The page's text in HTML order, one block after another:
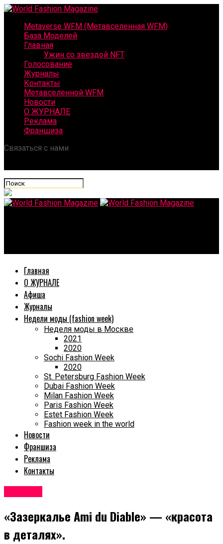
Metaverse WFM (Метавселенная WFM)
База Моделей
Главная
Ужин со звездой NFT
Голосование
Журналы
Контакты
Метавселенной WFM
Новости
О ЖУРНАЛЕ
Реклама
Франшиза
Связаться с нами
Главная
О ЖУРНАЛЕ
Афиша
Журналы
Недели моды (fashion week)
Неделя моды в Москве
2021
2020
Sochi Fashion Week
2020
St. Petersburg Fashion Week
Dubai Fashion Week
Milan Fashion Week
Paris Fashion Week
Estet Fashion Week
Fashion week in the world
Новости
Франшиза
Реклама
Контакты
«Зазеркалье Ami du Diable» — «красота
в деталях».